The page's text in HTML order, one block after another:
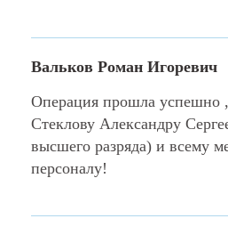
2022 г. – Курс по
Федеральный центр
хирургии МЗ РФ, г.
2023 г. – Курс по
Вальков Роман Игоревич
Операция прошла успешно
Стеклову Александру
высшего разряда) и всему
персоналу!